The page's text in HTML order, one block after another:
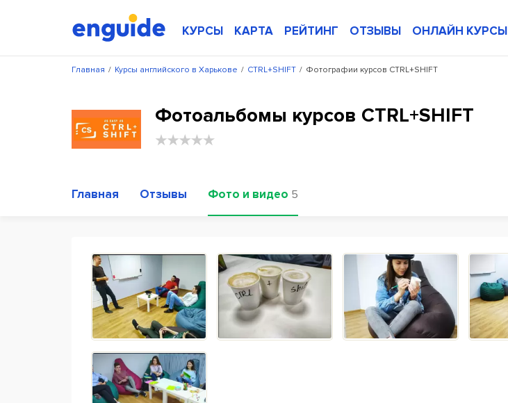
КУРСЫ КАРТА РЕЙТИНГ ОТЗЫВЫ ОНЛАЙН КУРСЫ
/
Главная /
Курсы английского в Харькове /
CTRL+SHIFT Фотографии курсов CTRL+SHIFT
Фотоальбомы курсов CTRL+SHIFT
Главная Отзывы Фото и видео 5